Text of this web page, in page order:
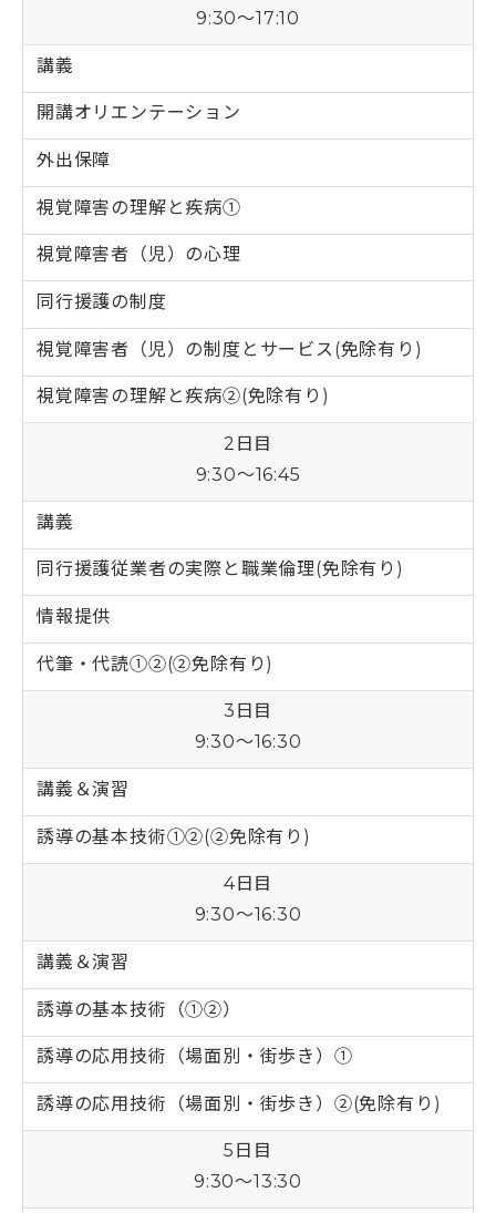
9:30～17:10
講義
開講オリエンテーション
外出保障
視覚障害の理解と疾病➀
視覚障害者（児）の心理
同行援護の制度
視覚障害者（児）の制度とサービス(免除有り)
視覚障害の理解と疾病➁(免除有り)
2日目
9:30～16:45
講義
同行援護従業者の実際と職業倫理(免除有り)
情報提供
代筆・代読➀➁(➁免除有り)
3日目
9:30～16:30
講義＆演習
誘導の基本技術➀➁(➁免除有り)
4日目
9:30～16:30
講義＆演習
誘導の基本技術（➀➁）
誘導の応用技術（場面別・街歩き）➀
誘導の応用技術（場面別・街歩き）➁(免除有り)
5日目
9:30～13:30